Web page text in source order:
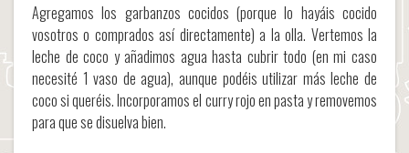
Agregamos los garbanzos cocidos (porque lo hayáis cocido
vosotros o comprados así directamente) a la olla. Vertemos la
leche de coco y añadimos agua hasta cubrir todo (en mi caso
necesité 1 vaso de agua), aunque podéis utilizar más leche de
coco si queréis. Incorporamos el curry rojo en pasta y removemos
para que se disuelva bien.